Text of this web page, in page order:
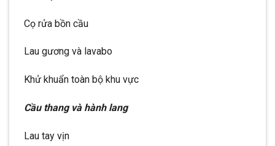
Cọ rửa bồn cầu
Lau gương và lavabo
Khử khuẩn toàn bộ khu vực
Cầu thang và hành lang
Lau tay vịn